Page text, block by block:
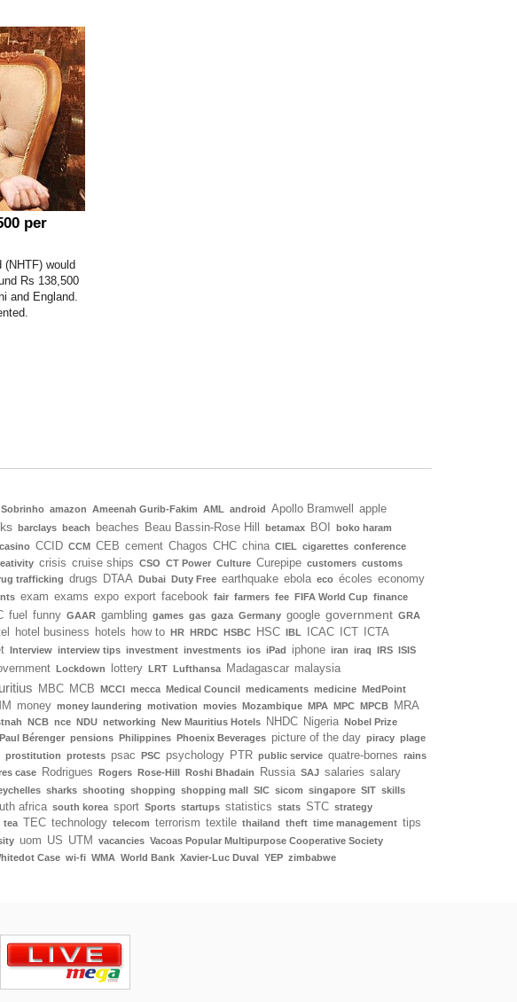
per
would
Rs 138,500
and England.
amazon Ameenah Gurib-Fakim AML android Apollo Bramwell
apple
barclays beach beaches Beau Bassin-Rose Hill betamax BOI
boko haram
casino CCID CCM CEB cement Chagos CHC china CIEL cigarettes conference
crisis cruise ships CSO CT Power Culture Curepipe customers customs
trafficking drugs DTAA Dubai Duty Free earthquake ebola eco écoles economy
exam exams expo export facebook fair farmers fee FIFA World Cup finance
fuel funny GAAR gambling games gas gaza Germany google government GRA
hotel business hotels how to HR HRDC HSBC HSC IBL ICAC ICT
ICTA
Interview interview tips investment investments ios iPad iphone iran iraq IRS
ISIS
Lockdown lottery LRT Lufthansa Madagascar malaysia
MBC MCB MCCI mecca Medical Council medicaments medicine
MedPoint
money money laundering motivation movies Mozambique MPA MPC MPCB MRA
NCB nce NDU networking New Mauritius Hotels NHDC Nigeria
Nobel Prize
Paul Bérenger pensions Philippines Phoenix Beverages picture of the day piracy plage
prostitution protests psac PSC psychology PTR public service quatre-bornes rains
case Rodrigues Rogers Rose-Hill Roshi Bhadain Russia SAJ salaries salary
sharks shooting shopping shopping mall SIC sicom singapore SIT skills
africa south korea sport Sports startups statistics stats STC strategy
tea TEC technology telecom terrorism textile thailand theft time management tips
uom US UTM vacancies Vacoas Popular Multipurpose Cooperative Society
Case wi-fi WMA World Bank Xavier-Luc Duval YEP zimbabwe